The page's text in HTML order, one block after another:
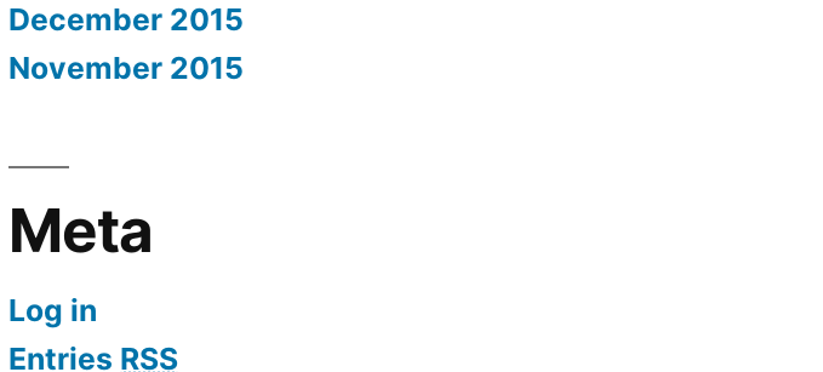
December 2015
November 2015
Meta
Log in
Entries RSS